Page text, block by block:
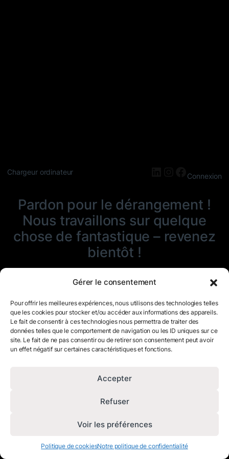
Gérer le consentement
Pour offrir les meilleures expériences, nous utilisons des technologies telles
que les cookies pour stocker et/ou accéder aux informations des appareils.
Le fait de consentir à ces technologies nous permettra de traiter des
données telles que le comportement de navigation ou les ID uniques sur ce
site. Le fait de ne pas consentir ou de retirer son consentement peut avoir
un effet négatif sur certaines caractéristiques et fonctions.
Accepter
Refuser
Voir les préférences
Politique de cookiesNotre politique de confidentialité
Chargeur ordinateur LinkedIn
Instagram
Connexion
Pardon pour le dérangement !
Nous travaillons sur quelque
chose de fantastique – revenez
bientôt !